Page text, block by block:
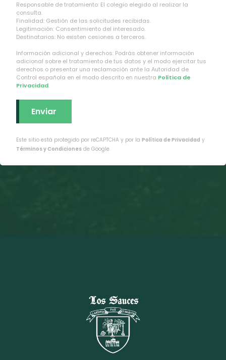
Responsable de tratamiento: El colegio elegido al realizar la
consulta.
Finalidad: Gestión de las solicitudes recibidas.
Legitimación: Consentimiento del interesado.
Destinatarios: No existen cesiones a terceros.
Información adicional y derechos: Podrás obtener información
adicional sobre el tratamiento de tus datos y el modo ejercitar tus
derechos o presentar una reclamación ante la Autoridad de
Control española en el modo descrito en nuestra Política de
Privacidad.
Este sitio está protegido por reCAPTCHA y por la Política de Privacidad y
Términos y Condiciones de Google.